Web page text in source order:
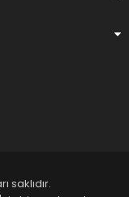
saklıdır.